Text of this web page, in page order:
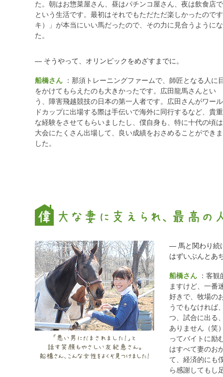
た。朝はお惣菜屋さん、昼はパチンコ屋さん、夜は飲食店
という生活です。最初はそれでもただただ楽しかったので
キ）」が本当にいい馬だったので、その力に見合うように
た。
― そうやって、オリンピックをめざすまでに。
船橋さん ：那須トレーニングファームで、師匠となる人に
をかけてもらえたのも大きかったです。広田龍馬さんとい
う、障害飛越競技の日本の第一人者です。広田さんがワール
ドカップに出場する際は手伝いで海外に同行するなど、貴重
な経験をさせてもらいましたし、僕自身も、特に十代の頃は
大会にたくさん出場して、良い成績をおさめることができま
した。
― 馬と関わり続
はずいぶんとあ
船橋さん ：客
ますけど、一番
好きで、牧場の
うでもなければ
つ、試合に出る
ありません（笑
ってバイトに励
はすべて妻のお
て、経済的にも
ら感謝してもし